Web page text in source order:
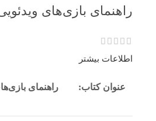
راهنمای بازی‌های
اطلاعات بیشتر
عنوان کتاب: راهنمای